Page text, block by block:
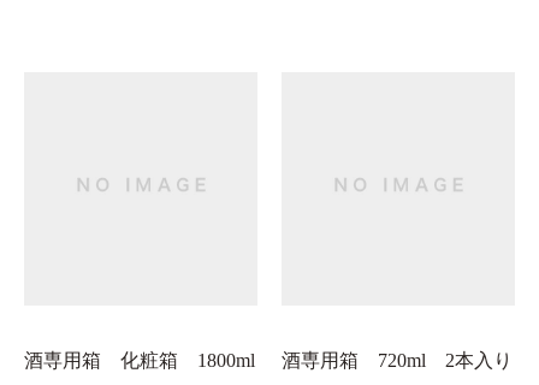
酒専用箱 化粧箱 1800ml
酒専用箱 720ml 2本入り